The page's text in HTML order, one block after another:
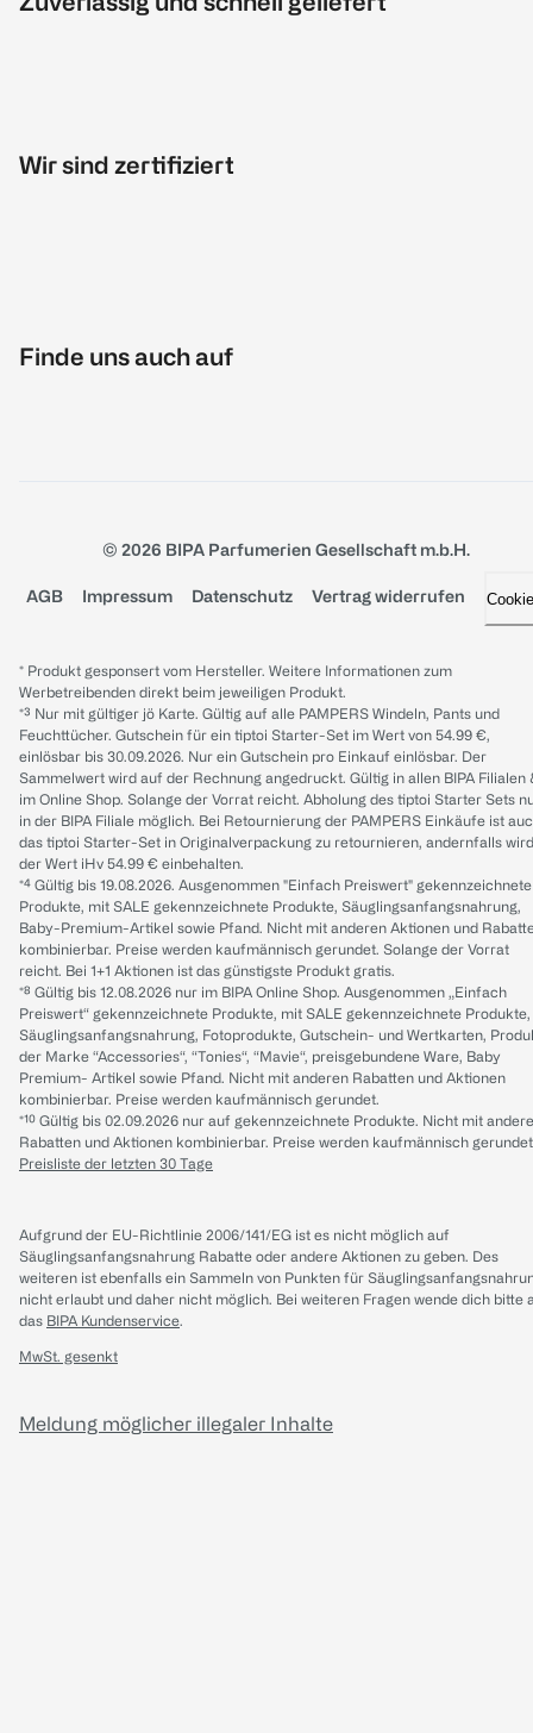
Wir sind zertifiziert
Finde uns auch auf
© 2026 BIPA Parfumerien Gesellschaft m.b.H.
AGB Impressum Datenschutz Vertrag widerrufen
* Produkt gesponsert vom Hersteller. Weitere Informationen zum
Werbetreibenden direkt beim jeweiligen Produkt.
*³ Nur mit gültiger jö Karte. Gültig auf alle PAMPERS Windeln, Pants und
Feuchttücher. Gutschein für ein tiptoi Starter-Set im Wert von 54.99 €,
einlösbar bis 30.09.2026. Nur ein Gutschein pro Einkauf einlösbar. Der
Sammelwert wird auf der Rechnung angedruckt. Gültig in allen BIPA Filialen
im Online Shop. Solange der Vorrat reicht. Abholung des tiptoi Starter Sets
in der BIPA Filiale möglich. Bei Retournierung der PAMPERS Einkäufe ist
das tiptoi Starter-Set in Originalverpackung zu retournieren, andernfalls wird
der Wert iHv 54.99 € einbehalten.
*⁴ Gültig bis 19.08.2026. Ausgenommen "Einfach Preiswert" gekennzeichnete
Produkte, mit SALE gekennzeichnete Produkte, Säuglingsanfangsnahrung,
Baby-Premium-Artikel sowie Pfand. Nicht mit anderen Aktionen und
kombinierbar. Preise werden kaufmännisch gerundet. Solange der Vorrat
reicht. Bei 1+1 Aktionen ist das günstigste Produkt gratis.
*⁸ Gültig bis 12.08.2026 nur im BIPA Online Shop. Ausgenommen „Einfach
Preiswert“ gekennzeichnete Produkte, mit SALE gekennzeichnete Produkte,
Säuglingsanfangsnahrung, Fotoprodukte, Gutschein- und Wertkarten,
der Marke “Accessories“, “Tonies“, “Mavie“, preisgebundene Ware, Baby
Premium- Artikel sowie Pfand. Nicht mit anderen Rabatten und Aktionen
kombinierbar. Preise werden kaufmännisch gerundet.
*¹⁰ Gültig bis 02.09.2026 nur auf gekennzeichnete Produkte. Nicht mit
Rabatten und Aktionen kombinierbar. Preise werden kaufmännisch
Preisliste der letzten 30 Tage
Aufgrund der EU-Richtlinie 2006/141/EG ist es nicht möglich auf
Säuglingsanfangsnahrung Rabatte oder andere Aktionen zu geben. Des
weiteren ist ebenfalls ein Sammeln von Punkten für
nicht erlaubt und daher nicht möglich. Bei weiteren Fragen wende dich bitte
das BIPA Kundenservice.
MwSt. gesenkt
Meldung möglicher illegaler Inhalte